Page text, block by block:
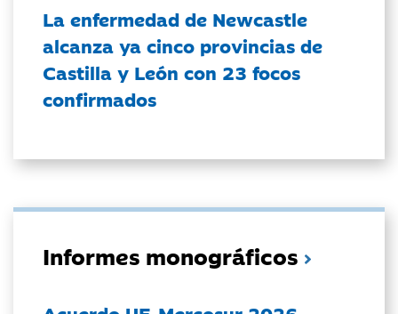
La enfermedad de Newcastle
alcanza ya cinco provincias de
Castilla y León con 23 focos
confirmados
Informes monográficos